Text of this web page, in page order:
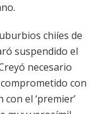
chiíes de
suspendido el
necesario
con
el ‘premier’